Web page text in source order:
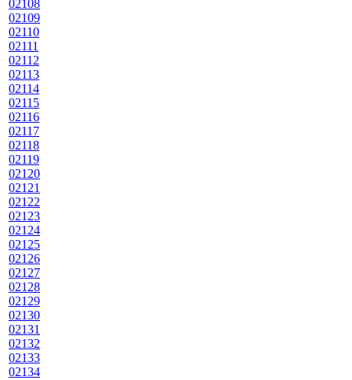
02108
02109
02110
02111
02112
02113
02114
02115
02116
02117
02118
02119
02120
02121
02122
02123
02124
02125
02126
02127
02128
02129
02130
02131
02132
02133
02134